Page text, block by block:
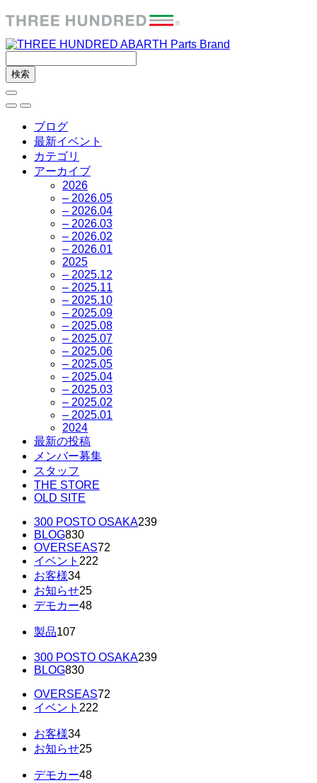
ブログ
最新イベント
カテゴリ
アーカイブ
2026
– 2026.05
– 2026.04
– 2026.03
– 2026.02
– 2026.01
2025
– 2025.12
– 2025.11
– 2025.10
– 2025.09
– 2025.08
– 2025.07
– 2025.06
– 2025.05
– 2025.04
– 2025.03
– 2025.02
– 2025.01
2024
最新の投稿
メンバー募集
スタッフ
THE STORE
OLD SITE
300 POSTO OSAKA239
BLOG830
OVERSEAS72
イベント 222
お客様34
お知らせ25
デモカー48
製品107
300 POSTO OSAKA239
BLOG830
OVERSEAS72
イベント 222
お客様34
お知らせ25
デモカー48